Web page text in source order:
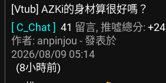
[Vtub] AZKi的身材算很好嗎？
[ C_Chat ] 41 留言, 推噓總分: +24
作者: anpinjou - 發表於
2026/08/09 05:14
(8小時前)